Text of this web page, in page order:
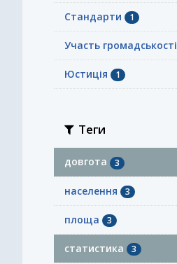
Стандарти 1
Участь громадськості
Юстиція 1
Теги
довгота 3
населення 3
площа 3
статистика 3